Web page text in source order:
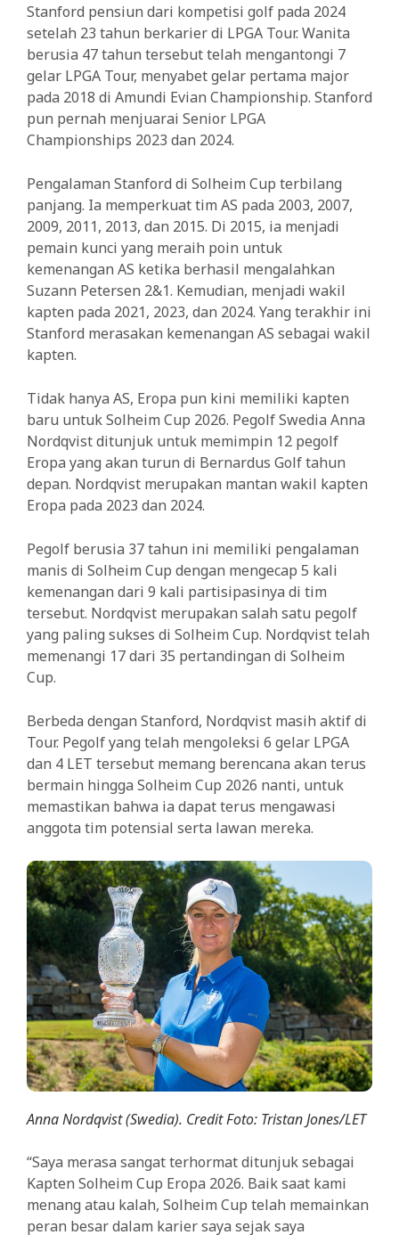
Stanford pensiun dari kompetisi golf pada 2024
setelah 23 tahun berkarier di LPGA Tour. Wanita
berusia 47 tahun tersebut telah mengantongi 7
gelar LPGA Tour, menyabet gelar pertama major
pada 2018 di Amundi Evian Championship. Stanford
pun pernah menjuarai Senior LPGA
Championships 2023 dan 2024.
Pengalaman Stanford di Solheim Cup terbilang
panjang. Ia memperkuat tim AS pada 2003, 2007,
2009, 2011, 2013, dan 2015. Di 2015, ia menjadi
pemain kunci yang meraih poin untuk
kemenangan AS ketika berhasil mengalahkan
Suzann Petersen 2&1. Kemudian, menjadi wakil
kapten pada 2021, 2023, dan 2024. Yang terakhir ini
Stanford merasakan kemenangan AS sebagai wakil
kapten.
Tidak hanya AS, Eropa pun kini memiliki kapten
baru untuk Solheim Cup 2026. Pegolf Swedia Anna
Nordqvist ditunjuk untuk memimpin 12 pegolf
Eropa yang akan turun di Bernardus Golf tahun
depan. Nordqvist merupakan mantan wakil kapten
Eropa pada 2023 dan 2024.
Pegolf berusia 37 tahun ini memiliki pengalaman
manis di Solheim Cup dengan mengecap 5 kali
kemenangan dari 9 kali partisipasinya di tim
tersebut. Nordqvist merupakan salah satu pegolf
yang paling sukses di Solheim Cup. Nordqvist telah
memenangi 17 dari 35 pertandingan di Solheim
Cup.
Berbeda dengan Stanford, Nordqvist masih aktif di
Tour. Pegolf yang telah mengoleksi 6 gelar LPGA
dan 4 LET tersebut memang berencana akan terus
bermain hingga Solheim Cup 2026 nanti, untuk
memastikan bahwa ia dapat terus mengawasi
anggota tim potensial serta lawan mereka.
Anna Nordqvist (Swedia). Credit Foto: Tristan Jones/LET
“Saya merasa sangat terhormat ditunjuk sebagai
Kapten Solheim Cup Eropa 2026. Baik saat kami
menang atau kalah, Solheim Cup telah memainkan
peran besar dalam karier saya sejak saya